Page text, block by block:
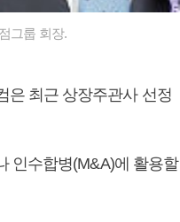
그룹 회장.
은 최근 상장주관사 선정
인수합병(M&A)에 활용할